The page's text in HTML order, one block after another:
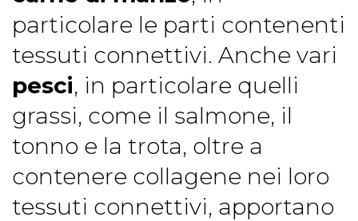
particolare le parti contenenti
tessuti connettivi. Anche vari
pesci, in particolare quelli
grassi, come il salmone, il
tonno e la trota, oltre a
contenere collagene nei loro
tessuti connettivi, apportano